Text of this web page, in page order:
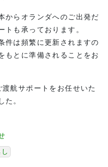
からオランダへのご出発だ
トも承っております。
件は頻繁に更新されますの
もとに準備されることをお
航サポートをお任せいた
た。